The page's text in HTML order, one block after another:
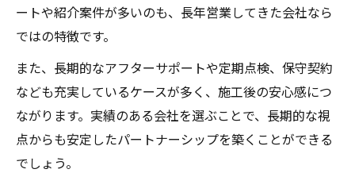
ートや紹介案件が多いのも、長年営業してきた会社なら
ではの特徴です。
また、長期的なアフターサポートや定期点検、保守契約
なども充実しているケースが多く、施工後の安心感につ
ながります。実績のある会社を選ぶことで、長期的な視
点からも安定したパートナーシップを築くことができる
でしょう。